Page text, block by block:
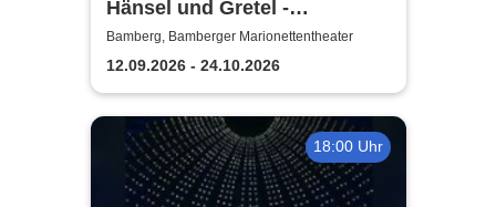
Hänsel und Gretel -
Bamberger
Marionettentheater
Bamberg, Bamberger Marionettentheater
12.09.2026 - 24.10.2026
18:00 Uhr